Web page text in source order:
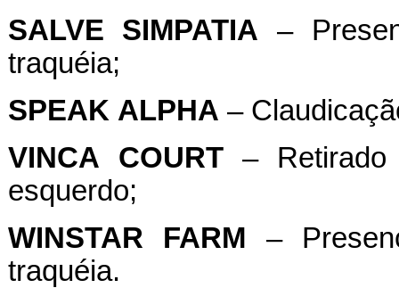
SALVE
SIMPATIA –
traquéia;
SPEAK ALPHA –
VINCA
COURT– Retirado
esquerdo;
WINSTAR
FARM –
traquéia.